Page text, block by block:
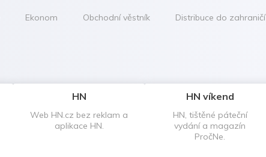
Ekonom Obchodní věstník Distribuce do zahraničí
HN
Web HN.cz bez reklam a
aplikace HN.
HN víkend
HN, tištěné páteční
vydání a magazín
PročNe.